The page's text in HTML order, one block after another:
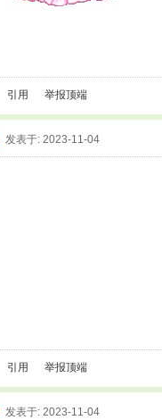
引用 举报顶端
发表于: 2023-11-04
引用 举报顶端
发表于: 2023-11-04